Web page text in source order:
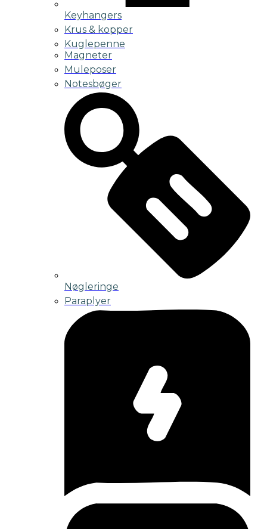
Keyhangers
Krus & kopper
Kuglepenne
Magneter
Muleposer
Notesbøger
Nøgleringe
Paraplyer